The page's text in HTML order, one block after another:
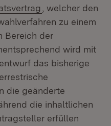
(Öffnet in
, welcher den
zu einem
Bereich der
wird mit
das bisherige
die geänderte
die inhaltlichen
erfüllen